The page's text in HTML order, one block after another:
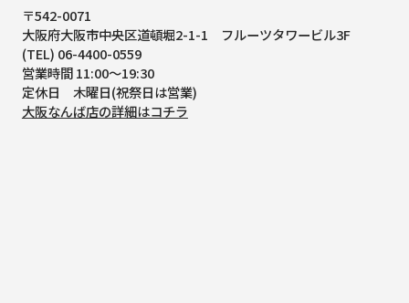
〒542-0071
大阪府大阪市中央区道頓堀2-1-1
フルーツタワービル3F
(TEL) 06-4400-0559
営業時間 11:00～19:30
定休日 木曜日(祝祭日は営業)
大阪なんば店の詳細はコチラ